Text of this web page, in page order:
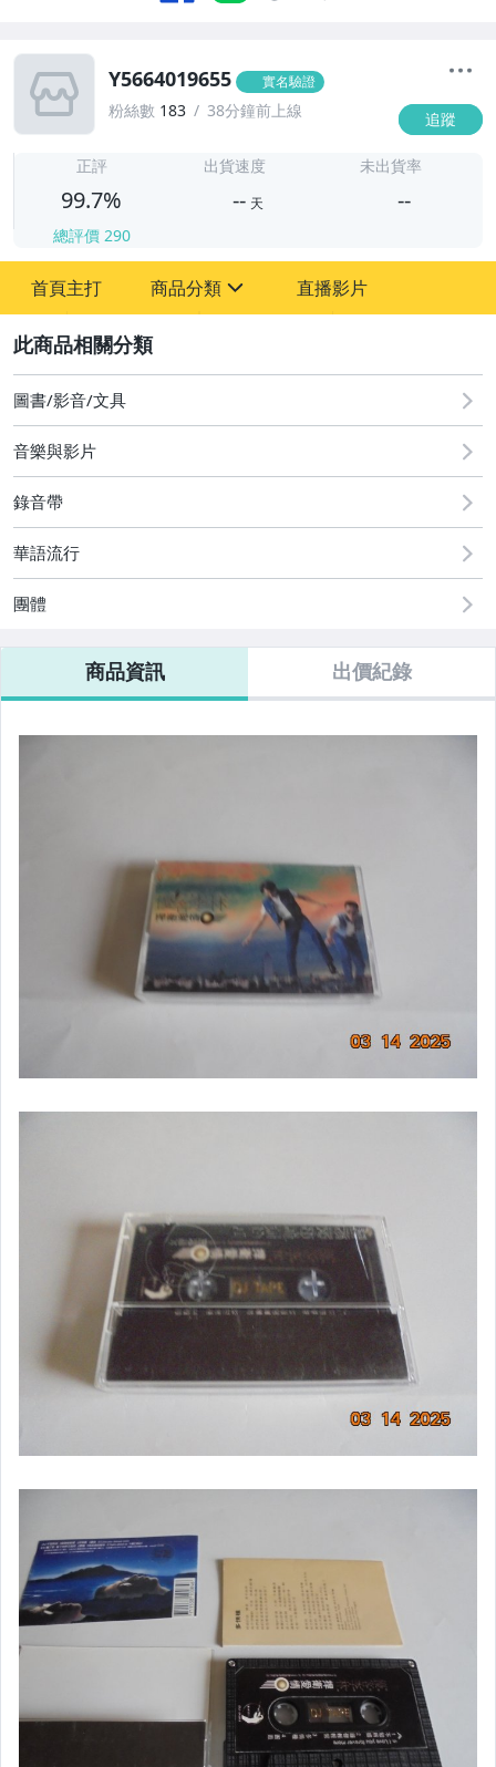
Y5664019655 實名驗證
粉絲數 183 38分鐘前上線 追蹤
正評
99.7%
總評價 290
出貨速度
-- 天
未出貨率
--
首頁主打 商品分類
圖書/影音/文具
直播影片
圖書/影音/文具
音樂與影片
錄音帶
華語流行
團體
商品資訊 出價紀錄